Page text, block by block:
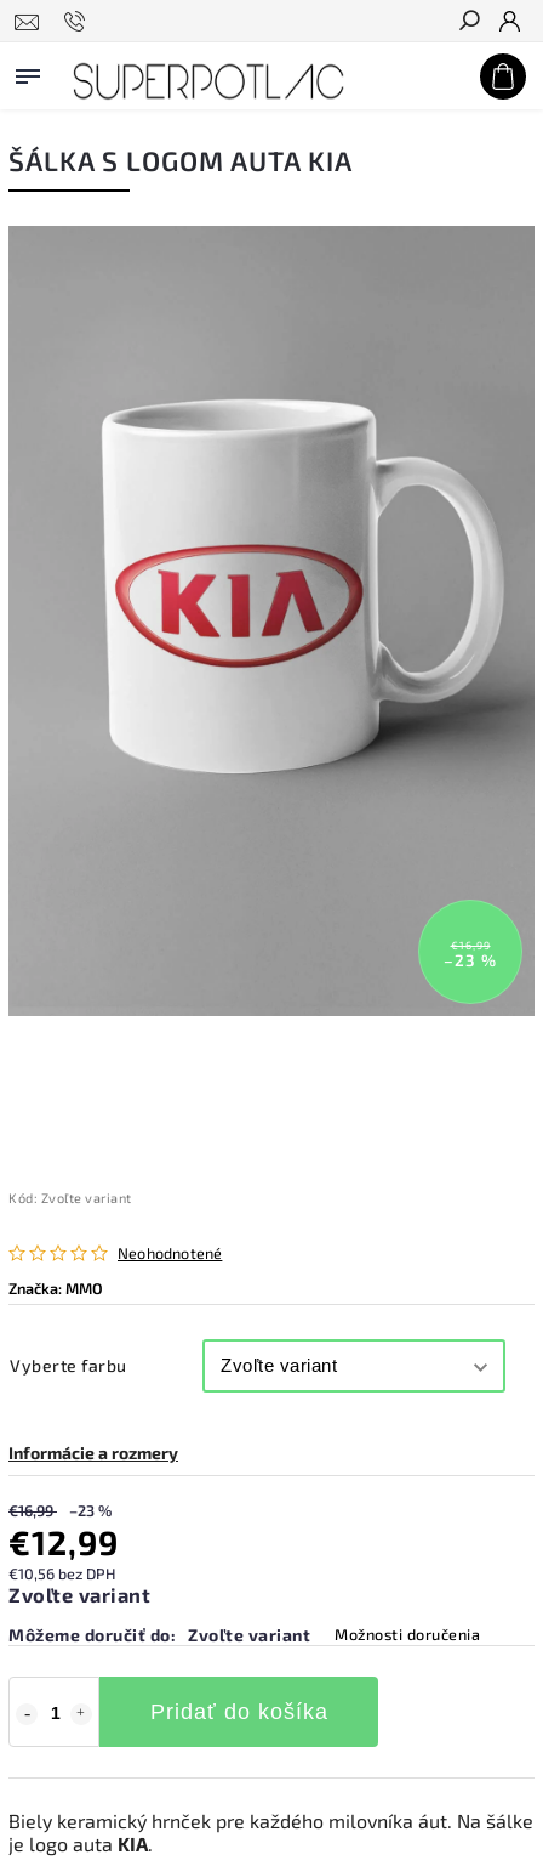
Hľadať
ŠÁLKA S LOGOM AUTA KIA
€16,99
–23 %
Kód: Zvoľte variant
Neohodnotené
Značka:MMO
Vyberte farbu
Informácie a rozmery
€16,99 –23 %
€12,99
€10,56 bez DPH
Zvoľte variant
Môžeme doručiť do: Zvoľte variant Možnosti doručenia
Pridať do košíka
Biely keramický hrnček pre každého milovníka áut. Na šálke
je logo auta KIA.